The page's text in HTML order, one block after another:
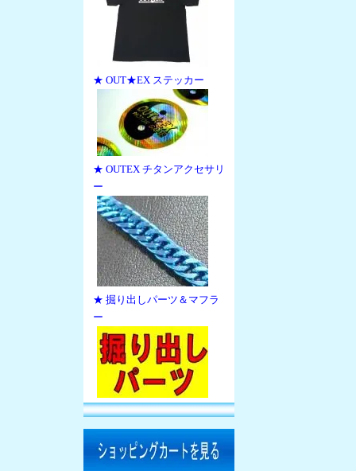
★ OUT★EX ステッカー
★ OUTEX チタンアクセサリ
ー
★ 掘り出しパーツ＆マフラ
ー